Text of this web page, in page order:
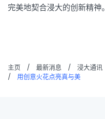
完美地契合浸大的创新精神。
主页 / 最新消息 / 浸大通讯
/
用创意火花点亮真与美